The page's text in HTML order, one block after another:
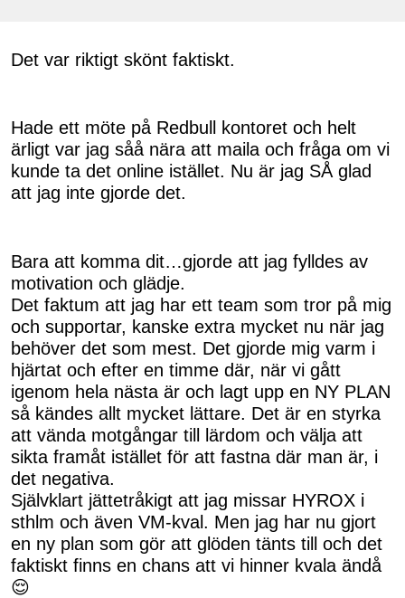
Det var riktigt skönt faktiskt.
Hade ett möte på Redbull kontoret och helt
ärligt var jag såå nära att maila och fråga om vi
kunde ta det online istället. Nu är jag SÅ glad
att jag inte gjorde det.
Bara att komma dit…gjorde att jag fylldes av
motivation och glädje.
Det faktum att jag har ett team som tror på mig
och supportar, kanske extra mycket nu när jag
behöver det som mest. Det gjorde mig varm i
hjärtat och efter en timme där, när vi gått
igenom hela nästa är och lagt upp en NY PLAN
så kändes allt mycket lättare. Det är en styrka
att vända motgångar till lärdom och välja att
sikta framåt istället för att fastna där man är, i
det negativa.
Självklart jättetråkigt att jag missar HYROX i
sthlm och även VM-kval. Men jag har nu gjort
en ny plan som gör att glöden tänts till och det
faktiskt finns en chans att vi hinner kvala ändå
😌